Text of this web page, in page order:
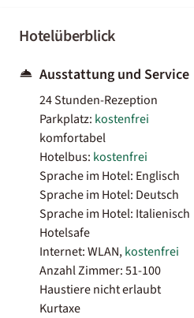
Hotelüberblick
Ausstattung und Service
24 Stunden-Rezeption
Parkplatz: kostenfrei
komfortabel
Hotelbus: kostenfrei
Sprache im Hotel: Englisch
Sprache im Hotel: Deutsch
Sprache im Hotel: Italienisch
Hotelsafe
Internet: WLAN,kostenfrei
Anzahl Zimmer: 51-100
Haustiere nicht erlaubt
Kurtaxe